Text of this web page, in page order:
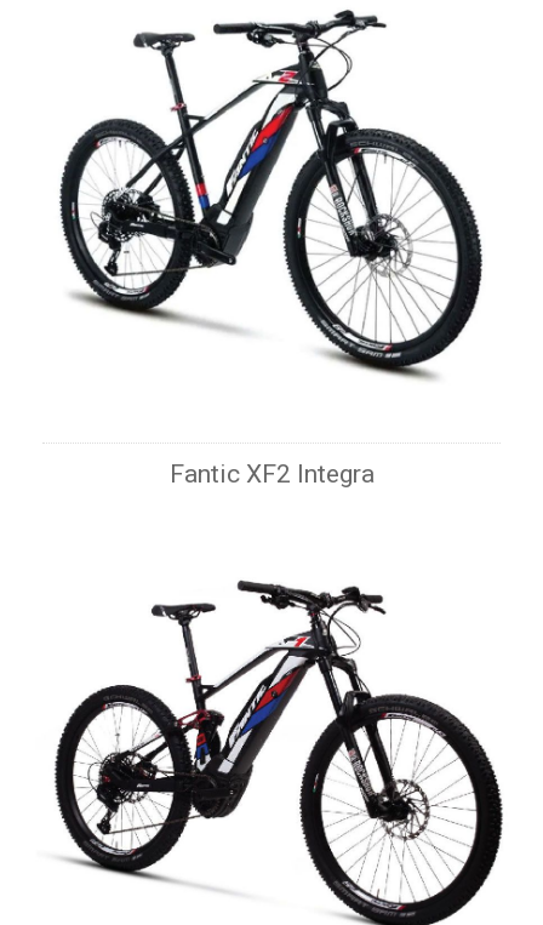
Fantic XF2 Integra